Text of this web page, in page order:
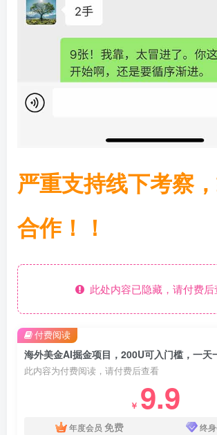
严重支持线下考察
合作！！
此处内容已隐藏，请付费后
此内容为付费阅读，请付费后查看
￥ 9.9
年度会员 免费 终
付费阅读